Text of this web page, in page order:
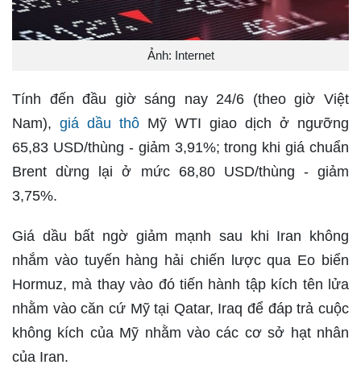
Ảnh: Internet
Tính đến đầu giờ sáng nay 24/6 (theo giờ Việt
Nam), giá dầu thô Mỹ WTI giao dịch ở ngưỡng
65,83 USD/thùng - giảm 3,91%; trong khi giá chuẩn
Brent dừng lại ở mức 68,80 USD/thùng - giảm
3,75%.
Giá dầu bất ngờ giảm mạnh sau khi Iran không
nhắm vào tuyến hàng hải chiến lược qua Eo biển
Hormuz, mà thay vào đó tiến hành tập kích tên lửa
nhằm vào căn cứ Mỹ tại Qatar, Iraq để đáp trả cuộc
không kích của Mỹ nhằm vào các cơ sở hạt nhân
của Iran.